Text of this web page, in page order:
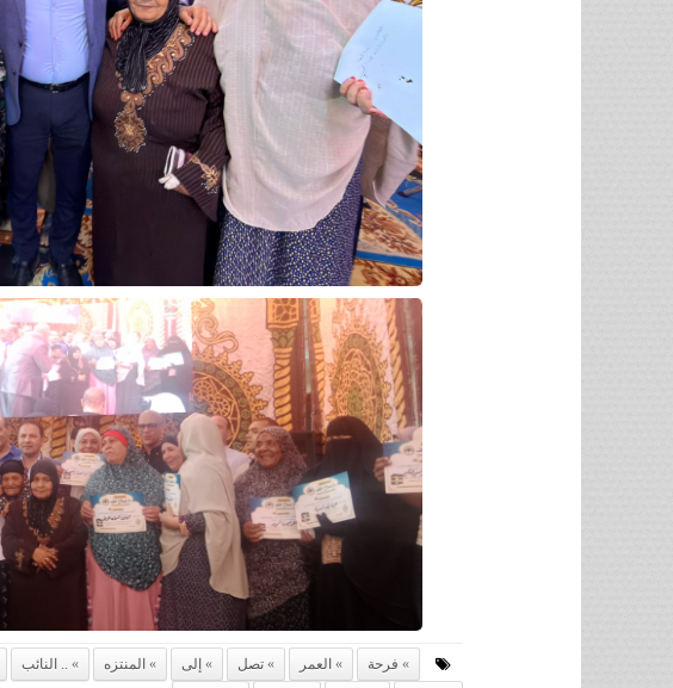
فرحة العمر تصل إلى المنتزه .. النائب